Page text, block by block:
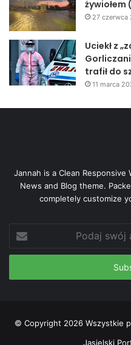
27 czerwca
Uciekł z
trafił do
11 marca
Jannah is a Clean Responsive
News and Blog theme.
completely customize
Podaj
swój
adres
© Copyright 2026 Wszystkie
Jasielski